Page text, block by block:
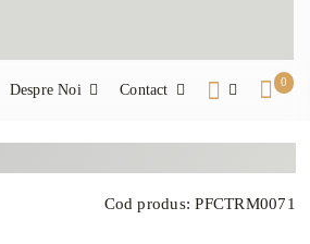
Despre Noi Contact 0
Cod produs:PFCTRM0071